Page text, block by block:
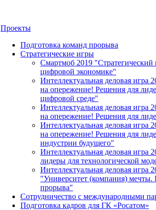
Проекты
Подготовка команд прорыва
Стратегические игры
Смартмоб 2019 "Стратегический
цифровой экономике"
Интеллектуальная деловая игра
на опережение! Решения для
цифровой среде"
Интеллектуальная деловая игра
на опережение! Решения для
Интеллектуальная деловая игра
на опережение! Решения для
индустрии будущего"
Интеллектуальная деловая игра
лидеры для технологической
Интеллектуальная деловая игра
"Университет (компания) мечты.
прорыва"
Сотрудничество с международными
Подготовка кадров для ГК «Росатом»